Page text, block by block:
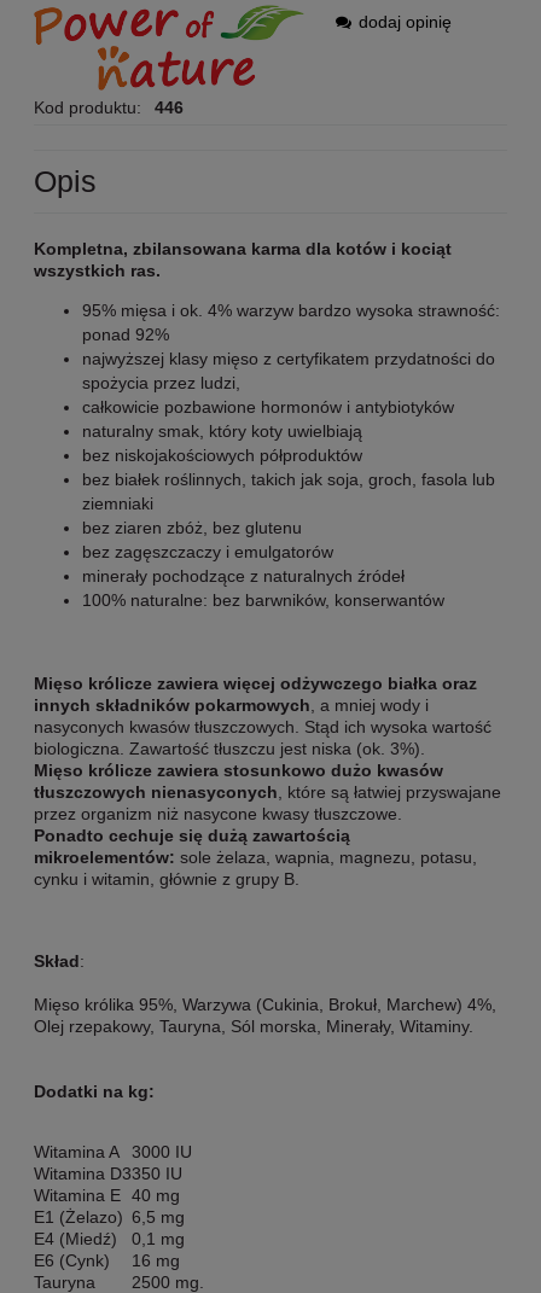
Kod produktu: 446
dodaj opinię
Opis
Kompletna, zbilansowana karma dla kotów i kociąt
wszystkich ras.
95% mięsa i ok. 4% warzyw bardzo wysoka strawność:
ponad 92%
najwyższej klasy mięso z certyfikatem przydatności do
spożycia przez ludzi,
całkowicie pozbawione hormonów i antybiotyków
naturalny smak, który koty uwielbiają
bez niskojakościowych półproduktów
bez białek roślinnych, takich jak soja, groch, fasola lub
ziemniaki
bez ziaren zbóż, bez glutenu
bez zagęszczaczy i emulgatorów
minerały pochodzące z naturalnych źródeł
100% naturalne: bez barwników, konserwantów
Mięso królicze zawiera więcej odżywczego białka oraz
innych składników pokarmowych , a mniej wody i
nasyconych kwasów tłuszczowych. Stąd ich wysoka wartość
biologiczna. Zawartość tłuszczu jest niska (ok. 3%).
Mięso królicze zawiera stosunkowo dużo kwasów
tłuszczowych nienasyconych , które są łatwiej przyswajane
przez organizm niż nasycone kwasy tłuszczowe.
Ponadto cechuje się dużą zawartością
mikroelementów: sole żelaza, wapnia, magnezu, potasu,
cynku i witamin, głównie z grupy B.
Skład:
Mięso królika 95%, Warzywa (Cukinia, Brokuł, Marchew) 4%,
Olej rzepakowy, Tauryna, Sól morska, Minerały, Witaminy.
Dodatki na kg:
Witamina A
3000 IU
Witamina D3350 IU
Witamina E 40 mg
E1 (Żelazo) 6,5 mg
E4 (Miedź)
0,1 mg
E6 (Cynk)
16 mg
Tauryna
2500 mg.